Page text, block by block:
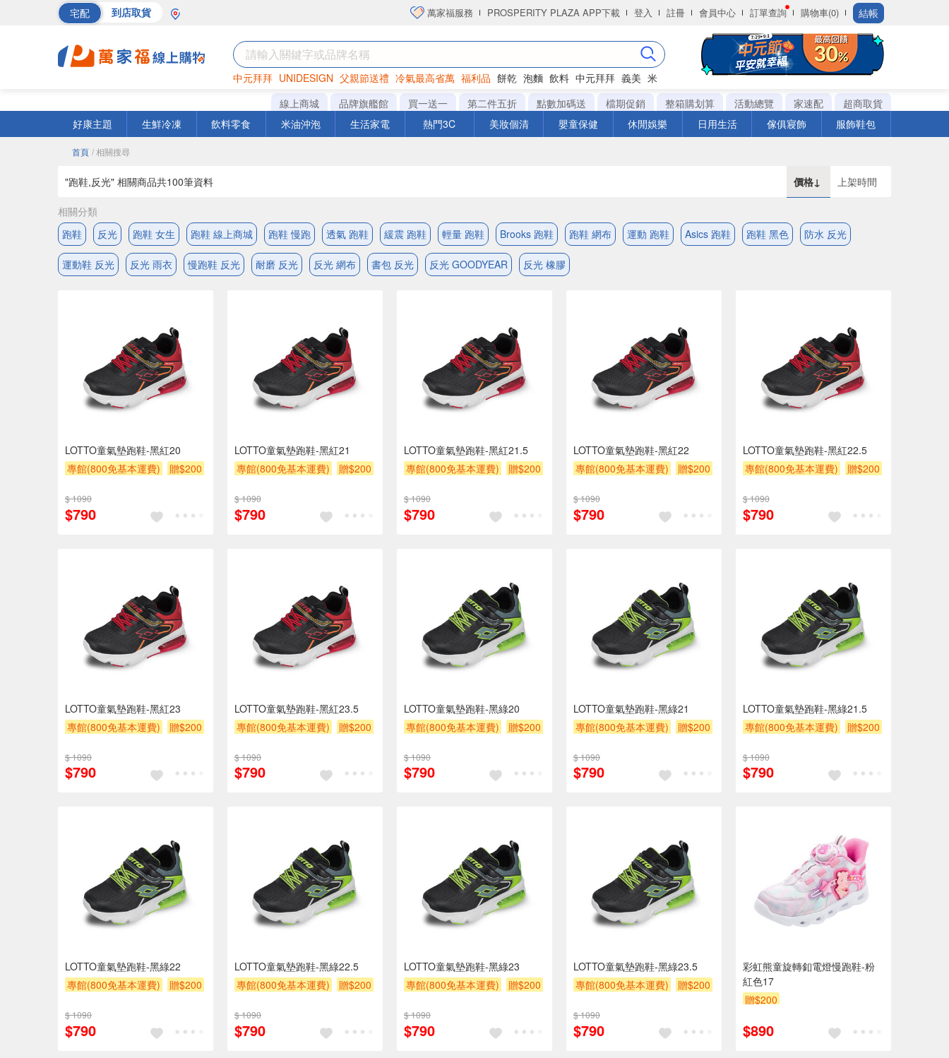
宅配 到店取貨 萬家福服務 PROSPERITY PLAZA APP下載 登入 註冊 會員中心 訂單查詢 購物車(0) 結帳
中元拜拜 UNIDESIGN 父親節送禮 冷氣最高省萬 福利品 餅乾 泡麵 飲料 中元拜拜 義美 米
罐頭 海苔 洋芋片
線上商城 品牌旗艦館 買一送一 第二件五折 點數加碼送 檔期促銷 整箱購划算 活動總覽 家速配
超商取貨
好康主題
生鮮冷凍 飲料零食 米油沖泡 生活家電 熱門3C 美妝個清 嬰童保健 休閒娛樂 日用生活 傢俱寢飾 服飾鞋包
首頁 / 相關搜尋
"跑鞋,反光" 相關商品共100筆資料 價格↓ 上架時間
相關分類
跑鞋
反光 跑鞋 女生 跑鞋 線上商城 跑鞋 慢跑 透氣 跑鞋 緩震 跑鞋 輕量 跑鞋 Brooks 跑鞋 跑鞋 網布 運動 跑鞋 Asics 跑鞋 跑鞋 黑色 防水 反光
運動鞋 反光 反光 雨衣 慢跑鞋 反光 耐磨 反光 反光 網布 書包 反光 反光 GOODYEAR 反光 橡膠
LOTTO童氣墊跑鞋-黑紅20
專館(800免基本運費)
贈$200
$ 1090
$790
LOTTO童氣墊跑鞋-黑紅21
專館(800免基本運費)
贈$200
$ 1090
$790
LOTTO童氣墊跑鞋-黑紅21.5
專館(800免基本運費)
贈$200
$ 1090
$790
LOTTO童氣墊跑鞋-黑紅22
專館(800免基本運費)
贈$200
$ 1090
$790
LOTTO童氣墊跑鞋-黑紅22.5
專館(800免基本運費)
贈$200
$ 1090
$790
LOTTO童氣墊跑鞋-黑紅23
專館(800免基本運費)
贈$200
$ 1090
$790
LOTTO童氣墊跑鞋-黑紅23.5
專館(800免基本運費)
贈$200
$ 1090
$790
LOTTO童氣墊跑鞋-黑綠20
專館(800免基本運費)
贈$200
$ 1090
$790
LOTTO童氣墊跑鞋-黑綠21
專館(800免基本運費)
贈$200
$ 1090
$790
LOTTO童氣墊跑鞋-黑綠21.5
專館(800免基本運費)
贈$200
$ 1090
$790
LOTTO童氣墊跑鞋-黑綠22
專館(800免基本運費)
贈$200
$ 1090
$790
LOTTO童氣墊跑鞋-黑綠22.5
專館(800免基本運費)
贈$200
$ 1090
$790
LOTTO童氣墊跑鞋-黑綠23
專館(800免基本運費)
贈$200
$ 1090
$790
LOTTO童氣墊跑鞋-黑綠23.5
專館(800免基本運費)
贈$200
$ 1090
$790
彩虹熊童旋轉釦電燈慢跑鞋-粉
紅色17
贈$200
$890